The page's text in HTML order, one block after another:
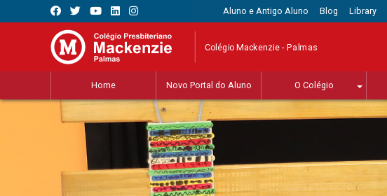
Aluno e Antigo Aluno Blog Library
Colégio Mackenzie - Palmas
Home Novo Portal do Aluno O Colégio